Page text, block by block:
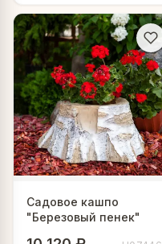
Садовое кашпо
"Березовый пенек"